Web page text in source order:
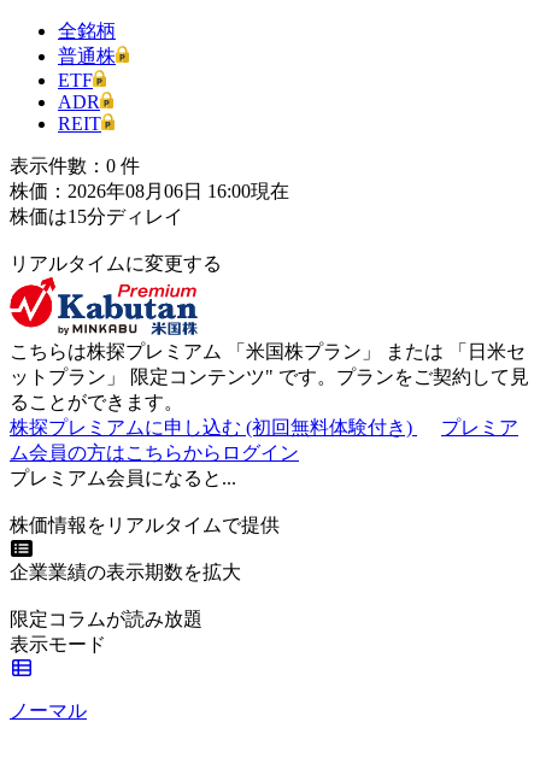
全銘柄
普通株
ETF
ADR
REIT
表示件數： 0 件
株価：2026年08月06日 16:00現在
株価は15分ディレイ
リアルタイムに変更する
こちらは株探プレミアム 「 米国株プラン 」 または 「 日米セ
ットプラン 」 限定コンテンツ" です。プランをご契約して見
ることができます。
株探プレミアムに申し込む (初回無料体験付き)
プレミア
ム会員の方はこちらからログイン
プレミアム会員になると...
株価情報をリアルタイムで提供
企業業績の表示期数を拡大
限定コラムが読み放題
表示モード
ノーマル